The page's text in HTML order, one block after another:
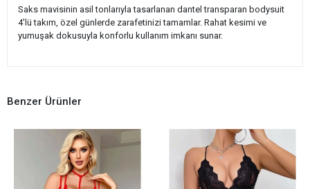
Saks mavisinin asil tonlarıyla tasarlanan dantel transparan bodysuit
4'lü takım, özel günlerde zarafetinizi tamamlar. Rahat kesimi ve
yumuşak dokusuyla konforlu kullanım imkanı sunar.
Benzer Ürünler